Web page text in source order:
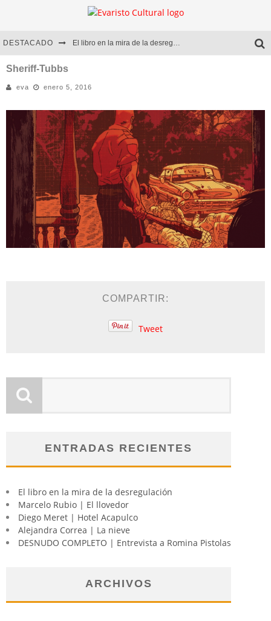
DESTACADO El libro en la mira de la desregulación
Diego Meret | Hotel Acapulco
Alejandra Correa | La nieve
Sheriff-Tubbs
eva enero 5, 2016
COMPARTIR:
Tweet
ENTRADAS RECIENTES
El libro en la mira de la desregulación
Marcelo Rubio | El llovedor
Diego Meret | Hotel Acapulco
Alejandra Correa | La nieve
DESNUDO COMPLETO | Entrevista a Romina Pistolas
ARCHIVOS